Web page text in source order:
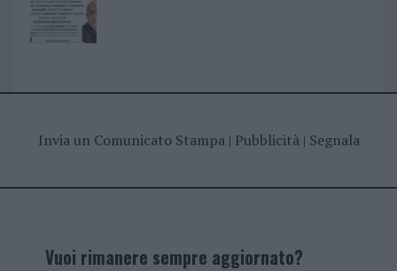
Invia un Comunicato Stampa| Pubblicità| Segnala
Vuoi rimanere sempre aggiornato?